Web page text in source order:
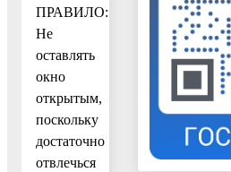
ПРАВИЛО:
Не
оставлять
окно
открытым,
поскольку
достаточно
отвлечься